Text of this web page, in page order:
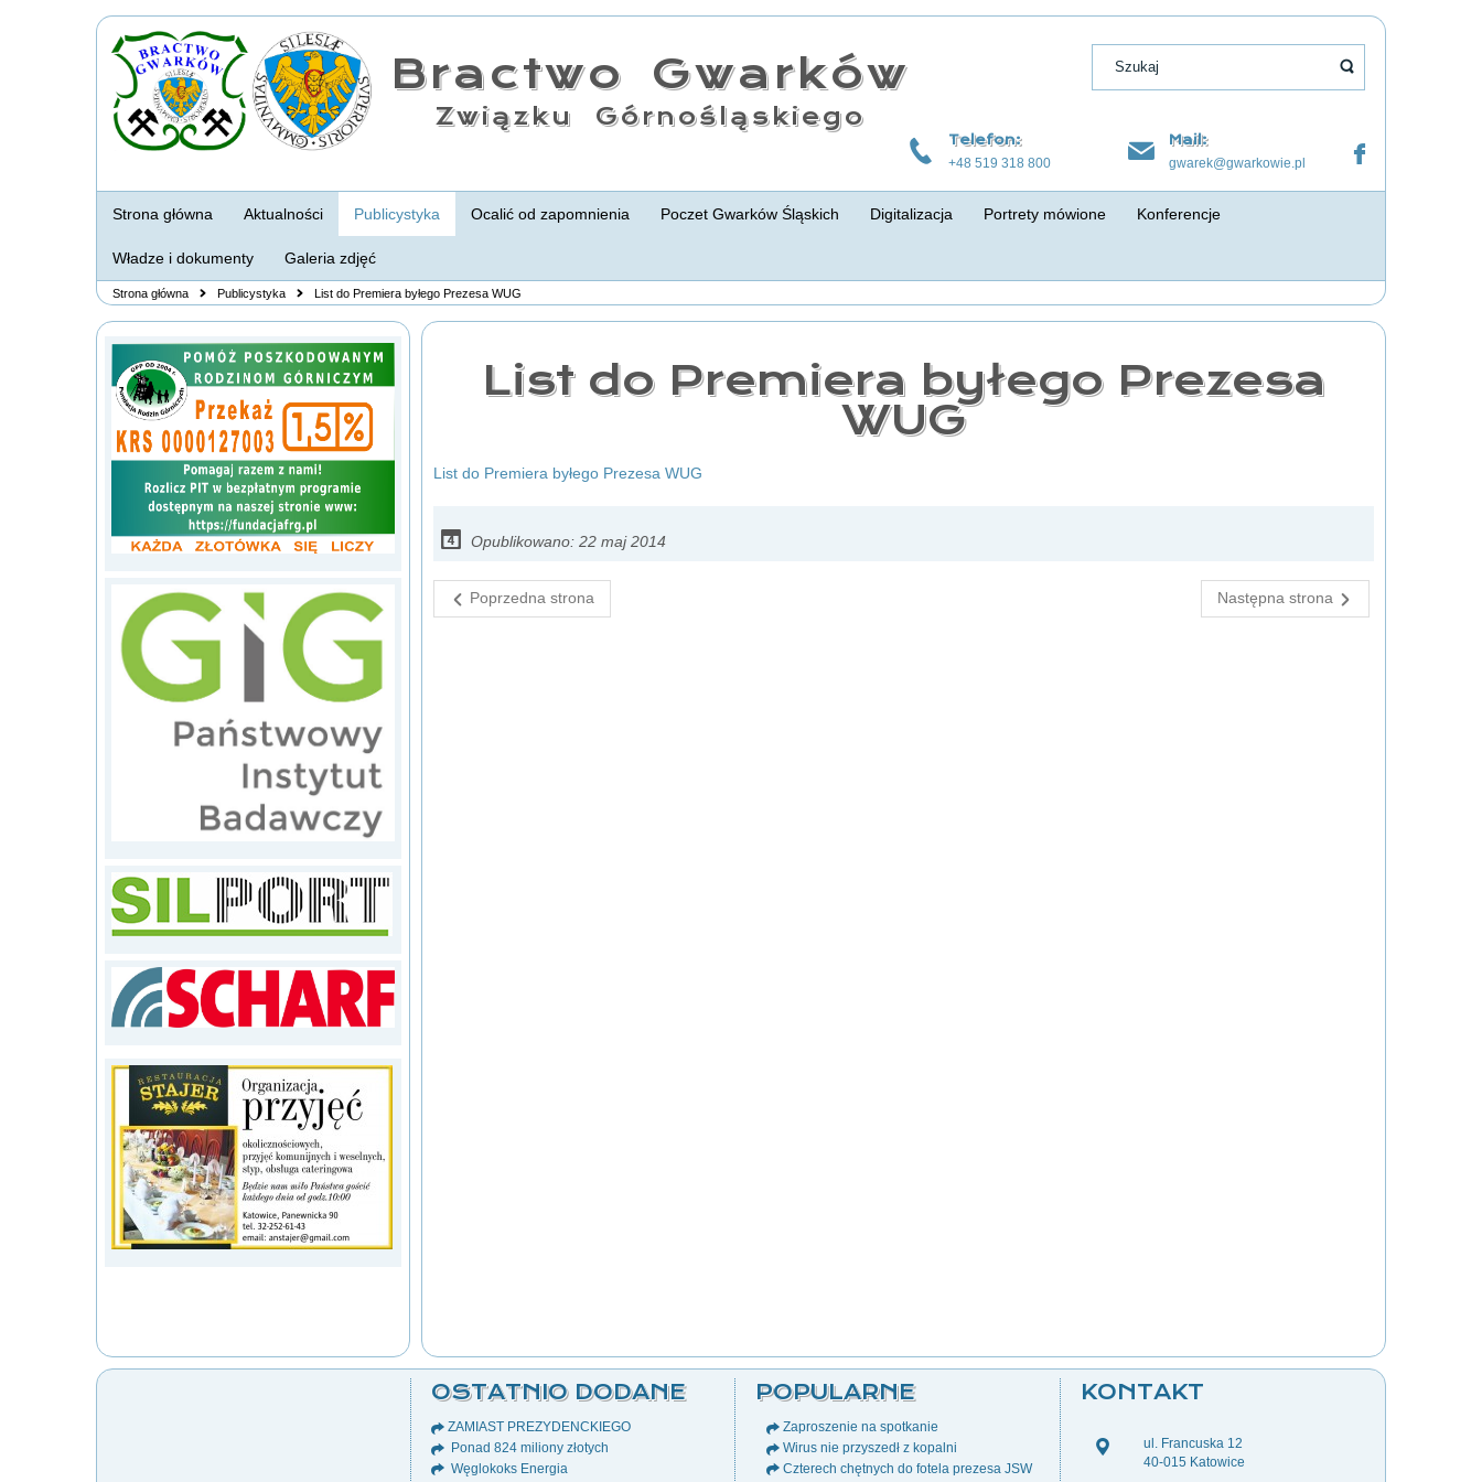
Bractwo Gwarków
Związku Górnośląskiego
Telefon:
+48 519 318 800
Mail:
gwarek@gwarkowie.pl
Strona główna Aktualności Publicystyka Ocalić od zapomnienia Poczet Gwarków Śląskich Digitalizacja Portrety mówione Konferencje
Władze i dokumenty Galeria zdjęć
Strona główna Publicystyka List do Premiera byłego Prezesa WUG
List do Premiera byłego Prezesa
WUG
List do Premiera byłego Prezesa WUG
Opublikowano: 22 maj 2014
Poprzedna strona Następna strona
OSTATNIO DODANE
ZAMIAST PREZYDENCKIEGO
Ponad 824 miliony złotych
Węglokoks Energia
POPULARNE
Zaproszenie na spotkanie
Wirus nie przyszedł z kopalni
Czterech chętnych do fotela prezesa JSW
KONTAKT
ul. Francuska 12
40-015 Katowice